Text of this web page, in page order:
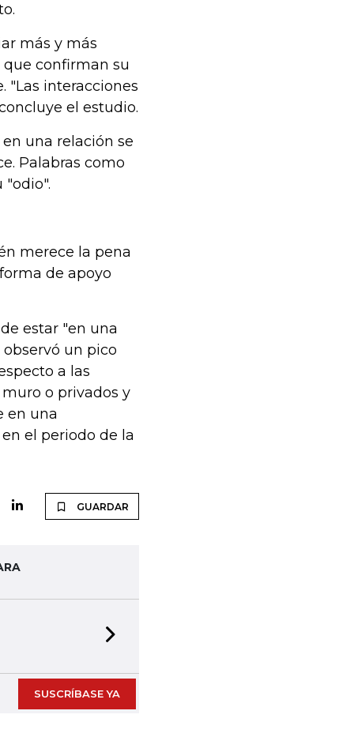
más y más
confirman su
"Las interacciones
el estudio.
una relación se
Palabras como
merece la pena
de apoyo
estar "en una
un pico
a las
o privados y
en una
el periodo de la
GUARDAR
SUSCRÍBASE YA